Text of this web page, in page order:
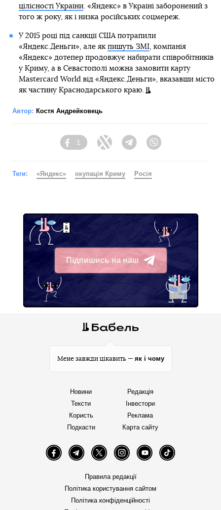
цілісності України. «Яндекс» в Україні заборонений з
того ж року, як і низка російських соцмереж.
У 2015 році під санкції США потрапили
«Яндекс.Деньги», але як пишуть ЗМІ, компанія
«Яндекс» дотепер продовжує набирати співробітників
у Криму, а в Севастополі можна замовити карту
Mastercard World від «Яндекс.Деньги», вказавши місто
як частину Краснодарського краю.
Автор: Костя Андрейковець
Facebook
1
Twitter Telegram
Теги: «Яндекс» окупація Криму Росія
Підпишись на наш
Telegram
Мене завжди цікавить — як і чому
Новини
Тексти
Користь
Подкасти
Редакція
Інвестори
Реклама
Карта сайту
FacebookTelegramTwitter InstagramYouTube TikTok
Правила редакції
Політика користування сайтом
Політика конфіденційності